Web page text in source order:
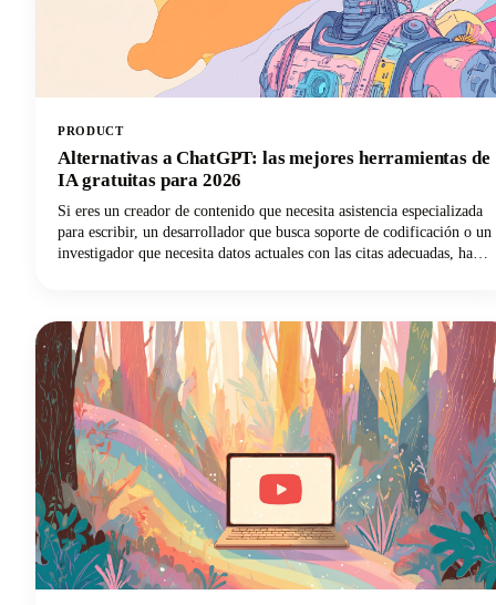
PRODUCT
Alternativas a ChatGPT: las mejores herramientas de
IA gratuitas para 2026
Si eres un creador de contenido que necesita asistencia especializada
para escribir, un desarrollador que busca soporte de codificación o un
investigador que necesita datos actuales con las citas adecuadas, hay
destacadas y te ayudamos a descubrir qué alternativa de ChatGPT
transformará tu forma de trabajar.